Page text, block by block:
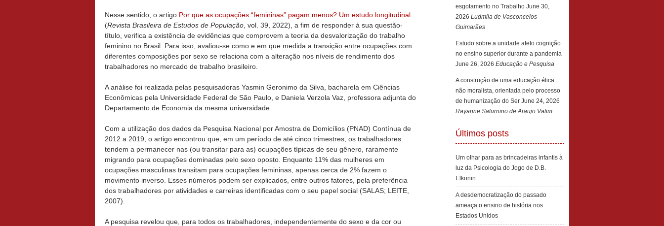
Nesse sentido, o artigo Por que as ocupações “femininas” pagam menos? Um estudo longitudinal
(Revista Brasileira de Estudos de População , vol. 39, 2022), a fim de responder à sua questão-
título, verifica a existência de evidências que comprovem a teoria da desvalorização do trabalho
feminino no Brasil. Para isso, avaliou-se como e em que medida a transição entre ocupações com
diferentes composições por sexo se relaciona com a alteração nos níveis de rendimento dos
trabalhadores no mercado de trabalho brasileiro.
A análise foi realizada pelas pesquisadoras Yasmin Geronimo da Silva, bacharela em Ciências
Econômicas pela Universidade Federal de São Paulo, e Daniela Verzola Vaz, professora adjunta do
Departamento de Economia da mesma universidade.
Com a utilização dos dados da Pesquisa Nacional por Amostra de Domicílios (PNAD) Contínua de
2012 a 2019, o artigo encontrou que, em um período de até cinco trimestres, os trabalhadores
tendem a permanecer nas (ou transitar para as) ocupações típicas de seu gênero, raramente
migrando para ocupações dominadas pelo sexo oposto. Enquanto 11% das mulheres em
ocupações masculinas transitam para ocupações femininas, apenas cerca de 2% fazem o
movimento inverso. Esses números podem ser explicados, entre outros fatores, pela preferência
dos trabalhadores por atividades e carreiras identificadas com o seu papel social (SALAS; LEITE,
2007).
A pesquisa revelou que, para todos os trabalhadores, independentemente do sexo e da cor ou
esgotamento no Trabalho June 30,
2026 Ludmila de Vasconcelos
Guimarães
Estudo sobre a unidade afeto cognição
no ensino superior durante a pandemia
June 26, 2026 Educação e Pesquisa
A construção de uma educação ética
não moralista, orientada pelo processo
de humanização do Ser June 24, 2026
Rayanne Saturnino de Araujo Valim
Últimos posts
Um olhar para as brincadeiras infantis à
luz da Psicologia do Jogo de D.B.
Elkonin
A desdemocratização do passado
ameaça o ensino de história nos
Estados Unidos